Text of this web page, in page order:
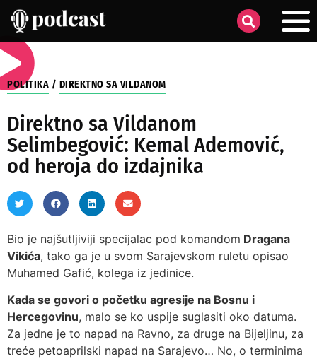
POLITIKA / DIREKTNO SA VILDANOM
Direktno sa Vildanom
Selimbegović: Kemal Ademović,
od heroja do izdajnika
Bio je najšutljiviji specijalac pod komandom Dragana
Vikića, tako ga je u svom Sarajevskom ruletu opisao
Muhamed Gafić, kolega iz jedinice.
Kada se govori o početku agresije na Bosnu i
Hercegovinu, malo se ko uspije suglasiti oko datuma.
Za jedne je to napad na Ravno, za druge na Bijeljinu, za
treće petoaprilski napad na Sarajevo… No, o terminima